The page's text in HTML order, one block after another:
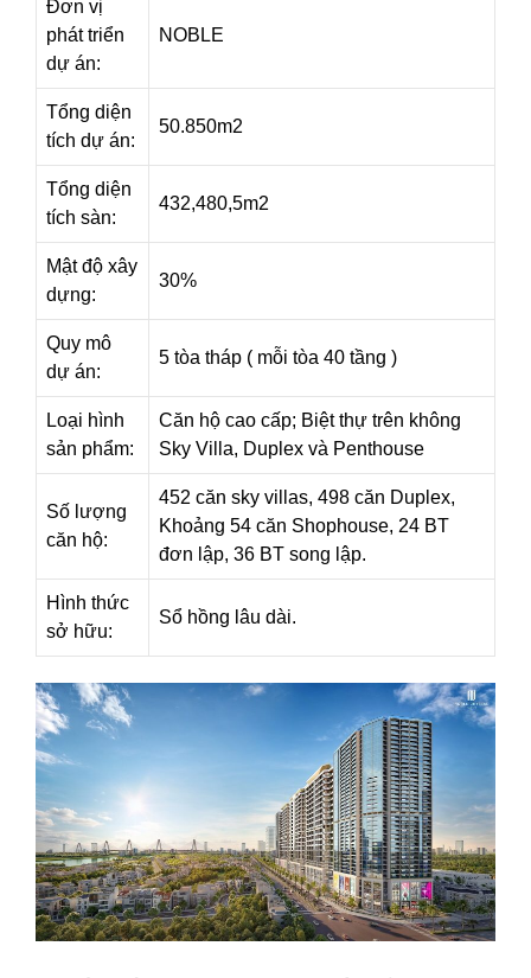
Đơn vị
phát triển
dự án:
NOBLE
Tổng diện
tích dự án:
50.850m2
Tổng diện
tích sàn:
432,480,5m2
Mật độ xây
dựng:
30%
Quy mô
dự án:
5 tòa tháp ( mỗi tòa 40 tầng )
Loại hình
sản phẩm:
Căn hộ cao cấp; Biệt thự trên không
Sky Villa, Duplex và Penthouse
Số lượng
căn hộ:
452 căn sky villas, 498 căn Duplex,
Khoảng 54 căn Shophouse, 24 BT
đơn lập, 36 BT song lập.
Hình thức
sở hữu:
Sổ hồng lâu dài.